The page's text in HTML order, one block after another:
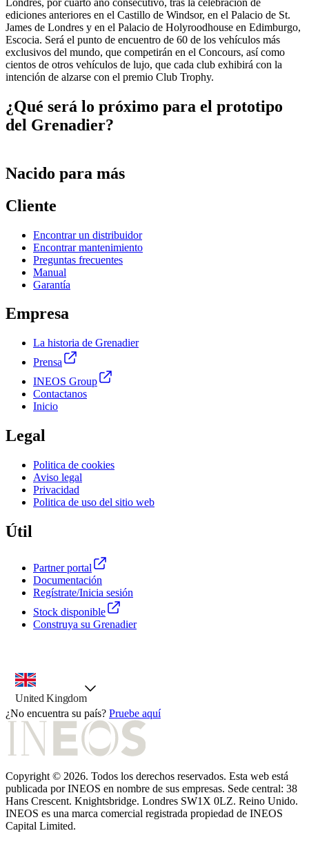
ediciones anteriores en el Castillo de Windsor, en el Palacio de St.
James de Londres y en el Palacio de Holyroodhouse en Edimburgo,
Escocia. Será el punto de encuentro de 60 de los vehículos más
exclusivos del mundo, que competirán en el Concours, así como
cientos de otros vehículos de lujo, que cada club exhibirá con la
intención de alzarse con el premio Club Trophy.
¿Qué será lo próximo para el prototipo
del Grenadier?
Nacido para más
Cliente
Encontrar un distribuidor
Encontrar mantenimiento
Preguntas frecuentes
Manual
Garantía
Empresa
La historia de Grenadier
Prensa
INEOS Group
Contactanos
Inicio
Legal
Politica de cookies
Aviso legal
Privacidad
Politica de uso del sitio web
Útil
Partner portal
Documentación
Regístrate/Inicia sesión
Stock disponible
Construya su Grenadier
selector de país, opción preseleccionada
United Kingdom
¿No encuentra su país? Pruebe aquí
Copyright © 2026. Todos los derechos reservados. Esta web está
publicada por INEOS en nombre de sus empresas. Sede central: 38
Hans Crescent. Knightsbridge. Londres SW1X 0LZ. Reino Unido.
INEOS es una marca comercial registrada propiedad de INEOS
Capital Limited.